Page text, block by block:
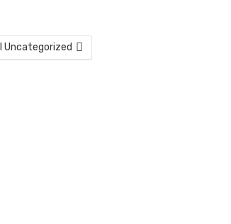
Uncategorized